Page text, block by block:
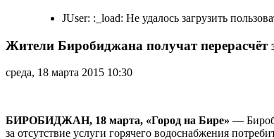
перерасчёт
отсутствие
воды
JUser: :_load: Не удалось загрузить
Жители Биробиджана получат перерасчёт
среда, 18 марта 2015 10:30
БИРОБИДЖАН, 18 марта, «Город на Бире» —
за отсутствие услуги горячего водоснабжения